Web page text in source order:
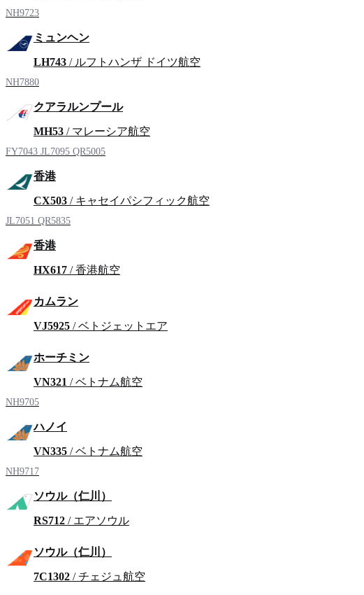
NH9723
ミュンヘン
LH743 / ルフトハンザ ドイツ航空
NH7880
クアラルンプール
MH53 / マレーシア航空
FY7043 JL7095 QR5005
香港
CX503 / キャセイパシフィック航空
JL7051 QR5835
香港
HX617 / 香港航空
カムラン
VJ5925 / ベトジェットエア
ホーチミン
VN321 / ベトナム航空
NH9705
ハノイ
VN335 / ベトナム航空
NH9717
ソウル（仁川）
RS712 / エアソウル
ソウル（仁川）
7C1302 / チェジュ航空